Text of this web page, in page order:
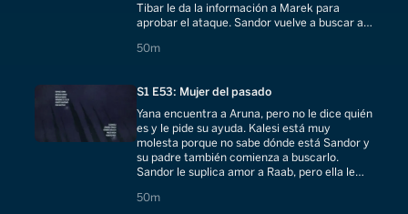
Tibar le da la información a Marek para
aprobar el ataque. Sandor vuelve a buscar a
50m
50 minutes
S1 E53: Mujer del pasado
Yana encuentra a Aruna, pero no le dice quién
es y le pide su ayuda. Kalesi está muy
molesta porque no sabe dónde está Sandor y
su padre también comienza a buscarlo.
Sandor le suplica amor a Raab, pero ella le
50m
50 minutes